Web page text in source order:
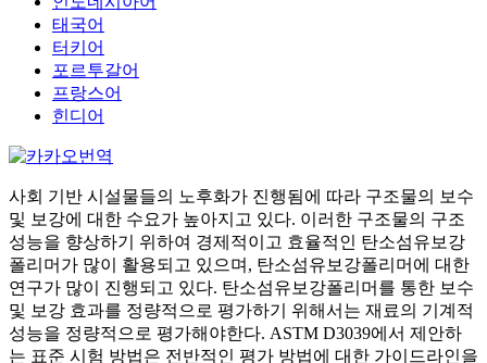
태국어
터키어
포르투갈어
프랑스어
힌디어
사회 기반 시설물들의 노후화가 진행됨에 따라 구조물의 보수
및 보강에 대한 수요가 높아지고 있다. 이러한 구조물의 구조
성능을 향상하기 위하여 경제적이고 효율적인 탄소섬유보강
폴리머가 많이 활용되고 있으며, 탄소섬유보강폴리머에 대한
연구가 많이 진행되고 있다. 탄소섬유보강폴리머를 통한 보수
및 보강 효과를 정량적으로 평가하기 위해서는 재료의 기계적
성능을 정량적으로 평가해야한다. ASTM D3039에서 제안하
는 표준 시험 방법은 전반적인 평가 방법에 대한 가이드라인을